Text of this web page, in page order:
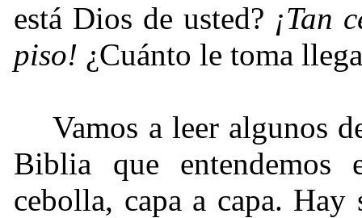
está Dios de usted? ¡Tan
piso! ¿Cuánto le toma
Vamos a leer algunos
Biblia que entendemos
cebolla, capa a capa.